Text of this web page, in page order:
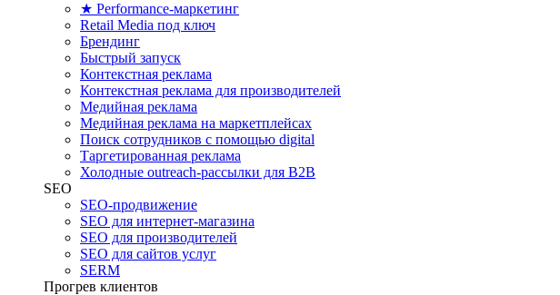
★ Performance-маркетинг
Retail Media под ключ
Брендинг
Быстрый запуск
Контекстная реклама
Контекстная реклама для производителей
Медийная реклама
Медийная реклама на маркетплейсах
Поиск сотрудников с помощью digital
Таргетированная реклама
Холодные outreach-рассылки для B2B
SEO
SEO-продвижение
SEO для интернет-магазина
SEO для производителей
SEO для сайтов услуг
SERM
Прогрев клиентов